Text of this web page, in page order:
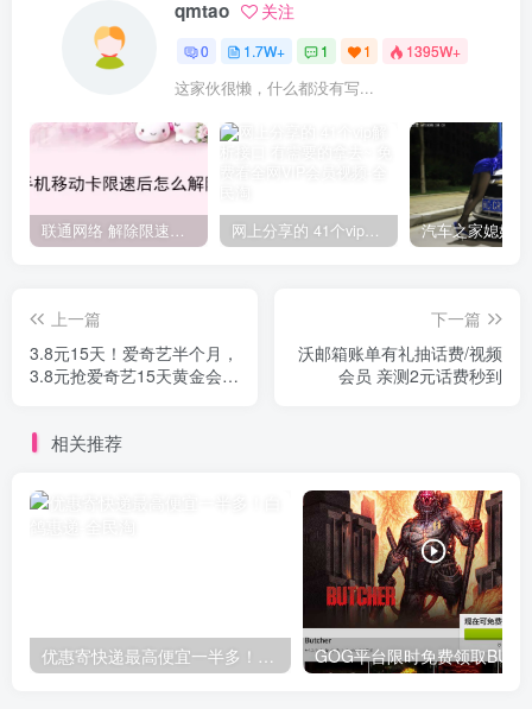
qmtao 关注
0 1.7W+ 1 1 1395W+
这家伙很懒，什么都没有写...
联通网络 解除限速方法参考！畅享、畅玩、老白干等及其它地区自测了 网上分享的 41个vip解析接口 有需要的拿去~ 免费看全网VIP会员视频
上一篇
3.8元15天！爱奇艺半个月，
3.8元抢爱奇艺15天黄金会员
下一篇
沃邮箱账单有礼抽话费/视频
会员 亲测2元话费秒到
相关推荐
优惠寄快递最高便宜一半多！白鸽惠递